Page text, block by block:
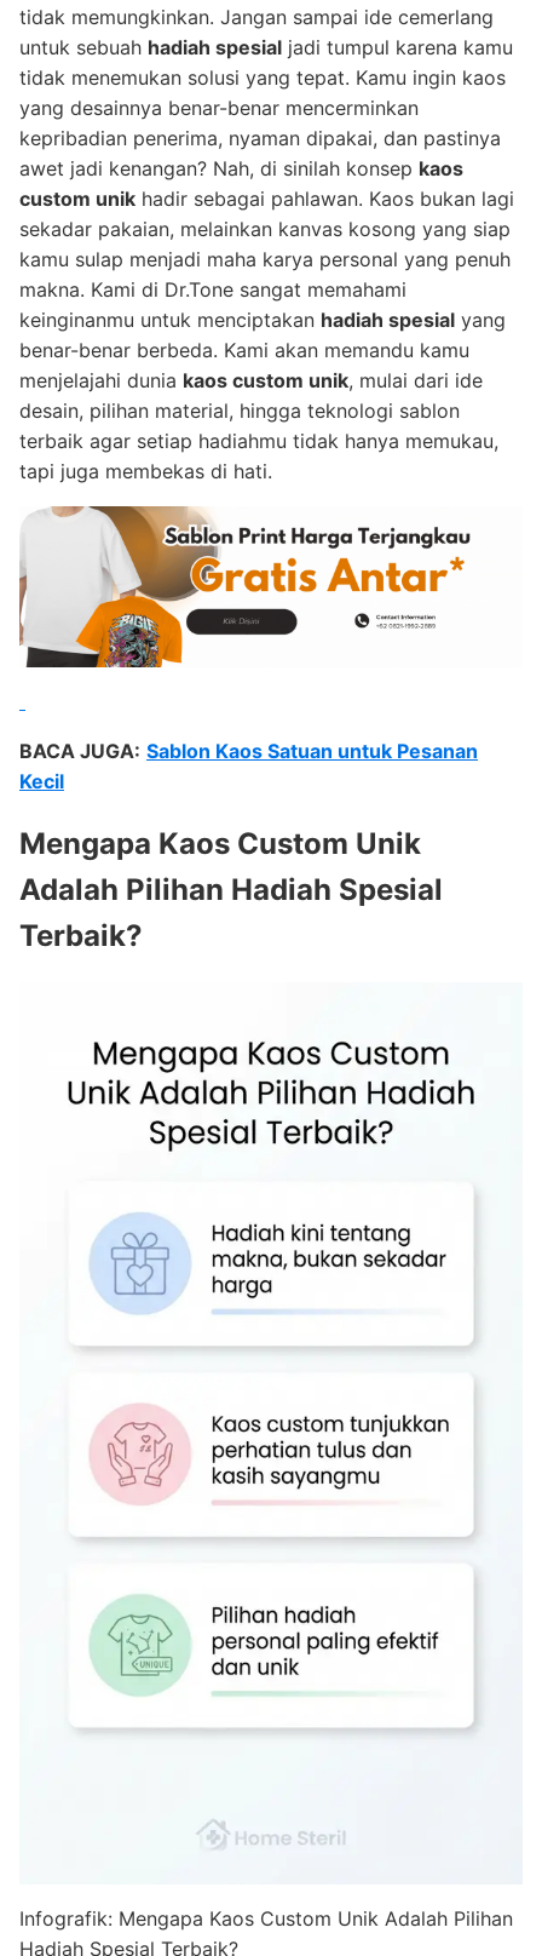
tidak memungkinkan. Jangan sampai ide cemerlang
untuk sebuah hadiah spesial jadi tumpul karena kamu
tidak menemukan solusi yang tepat. Kamu ingin kaos
yang desainnya benar-benar mencerminkan
kepribadian penerima, nyaman dipakai, dan pastinya
awet jadi kenangan? Nah, di sinilah konsep kaos
custom unik hadir sebagai pahlawan. Kaos bukan lagi
sekadar pakaian, melainkan kanvas kosong yang siap
kamu sulap menjadi maha karya personal yang penuh
makna. Kami di Dr.Tone sangat memahami
keinginanmu untuk menciptakan hadiah spesial yang
benar-benar berbeda. Kami akan memandu kamu
menjelajahi dunia kaos custom unik, mulai dari ide
desain, pilihan material, hingga teknologi sablon
terbaik agar setiap hadiahmu tidak hanya memukau,
tapi juga membekas di hati.
BACA JUGA: Sablon Kaos Satuan untuk Pesanan
Kecil
Mengapa Kaos Custom Unik
Adalah Pilihan Hadiah Spesial
Terbaik?
Infografik: Mengapa Kaos Custom Unik Adalah Pilihan
Hadiah Spesial Terbaik?